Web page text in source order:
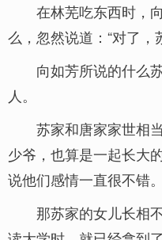
在林芜吃东西时，
么，忽然说道：“对了
向如芳所说的什么
人。
苏家和唐家家世相
少爷，也算是一起长大
说他们感情一直很不错。
那苏家的女儿长相